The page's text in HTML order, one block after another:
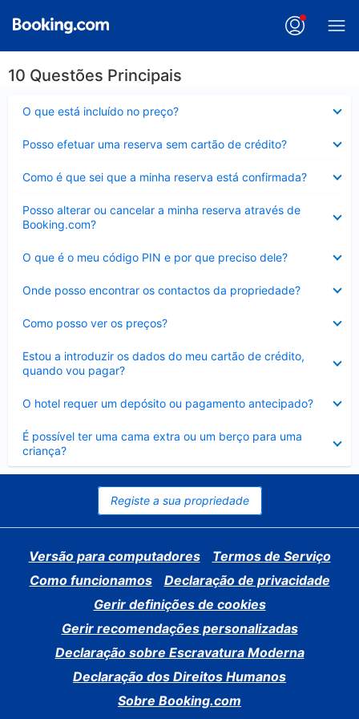
10 Questões Principais
O que está incluído no preço?
fechado
Posso efetuar uma reserva sem cartão de crédito?
fechado
Como é que sei que a minha reserva está confirmada?
fechado
Posso alterar ou cancelar a minha reserva através de
Booking.com?
fechado
O que é o meu código PIN e por que preciso dele?
fechado
Onde posso encontrar os contactos da propriedade?
fechado
Como posso ver os preços?
fechado
Estou a introduzir os dados do meu cartão de crédito,
quando vou pagar?
fechado
O hotel requer um depósito ou pagamento antecipado?
fechado
É possível ter uma cama extra ou um berço para uma
criança?
Elemento
fechado
Registe a sua propriedade
Versão para computadores
Termos de Serviço
Como funcionamos
Declaração de privacidade
Gerir definições de cookies
Gerir recomendações personalizadas
Declaração sobre Escravatura Moderna
Declaração dos Direitos Humanos
Sobre Booking.com